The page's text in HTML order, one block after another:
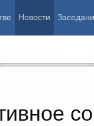
Новости